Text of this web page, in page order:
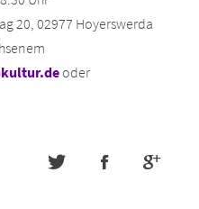
20, 02977 Hoyerswerda
oder